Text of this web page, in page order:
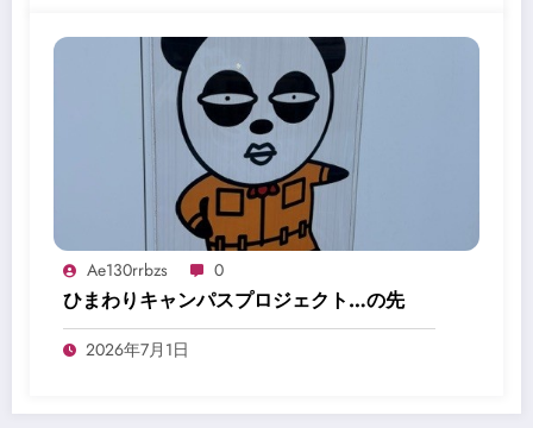
Ae130rrbzs 0
ひまわりキャンパスプロジェクト…の先
2026年7月1日